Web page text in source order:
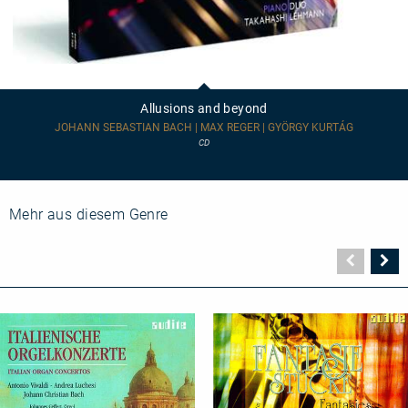
Allusions and beyond
JOHANN SEBASTIAN BACH | MAX REGER | GYÖRGY KURTÁG
CD
Mehr aus diesem Genre
Seite